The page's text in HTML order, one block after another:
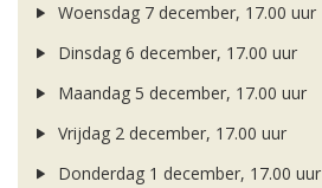
Woensdag 7 december, 17.00 uur
Dinsdag 6 december, 17.00 uur
Maandag 5 december, 17.00 uur
Vrijdag 2 december, 17.00 uur
Donderdag 1 december, 17.00 uur